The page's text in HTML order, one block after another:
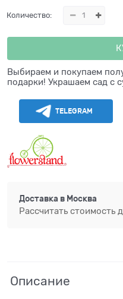
Количество:
Выбираем и покупаем
подарки! Украшаем сад с
TELEGRAM
Доставка в Москва
Рассчитать стоимость
Описание